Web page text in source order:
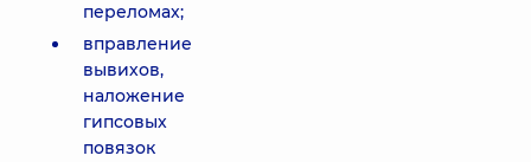
переломах;
вправление
вывихов,
наложение
гипсовых
повязок